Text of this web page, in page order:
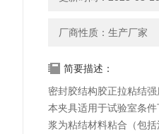
厂商性质：生产厂家
简要描述：
密封胶结构胶正拉粘结
本夹具适用于试验室条
浆为粘结材料粘合（包